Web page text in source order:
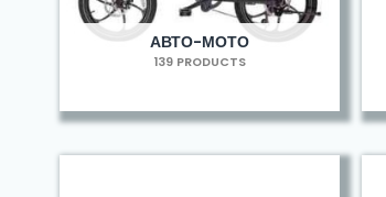
АВТО-МОТО
139 PRODUCTS